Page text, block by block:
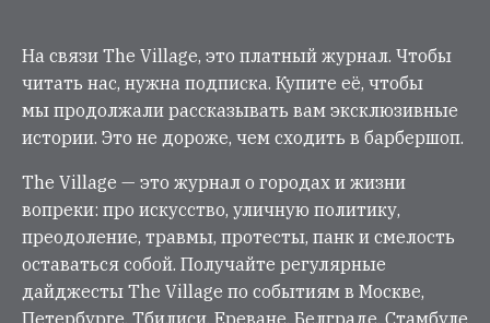
На связи The Village, это платный журнал. Чтобы
читать нас, нужна подписка. Купите её, чтобы
мы продолжали рассказывать вам эксклюзивные
истории. Это не дороже, чем сходить в барбершоп.
The Village — это журнал о городах и жизни
вопреки: про искусство, уличную политику,
преодоление, травмы, протесты, панк и смелость
оставаться собой. Получайте регулярные
дайджесты The Village по событиям в Москве,